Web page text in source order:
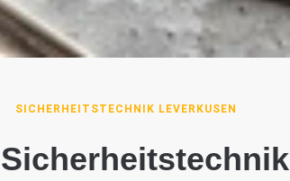
SICHERHEITSTECHNIK LEVERKUSEN
Sicherheitstechnik